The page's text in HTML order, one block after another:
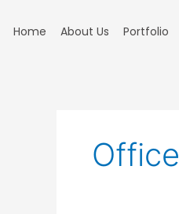
Home About Us Portfolio
Office